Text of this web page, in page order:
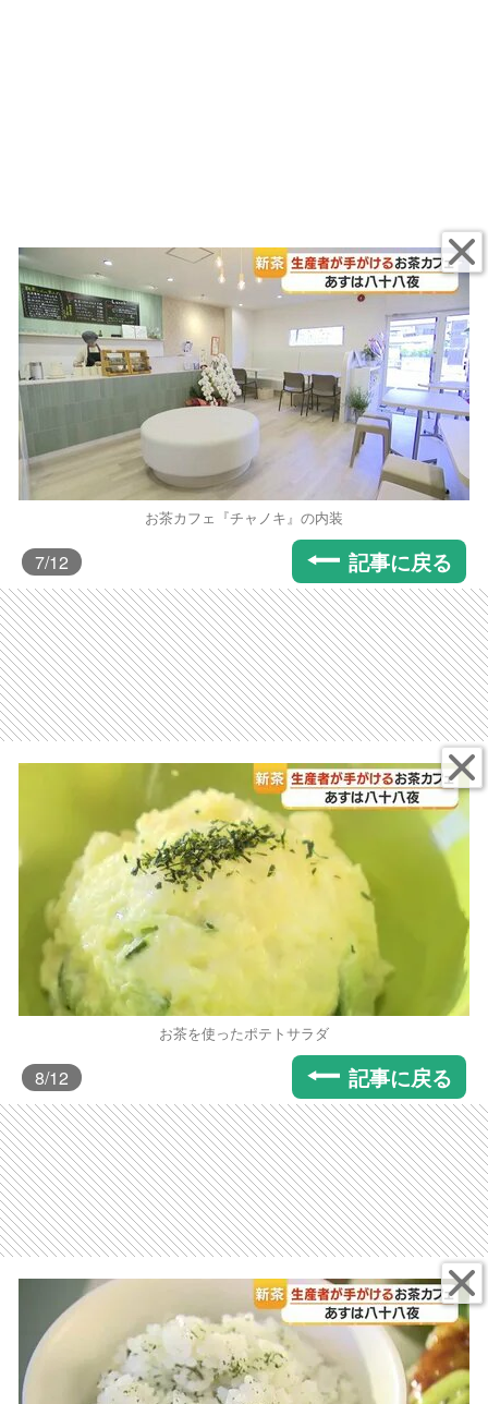
お茶カフェ『チャノキ』の内装
7/12 記事に戻る
お茶を使ったポテトサラダ
8/12 記事に戻る